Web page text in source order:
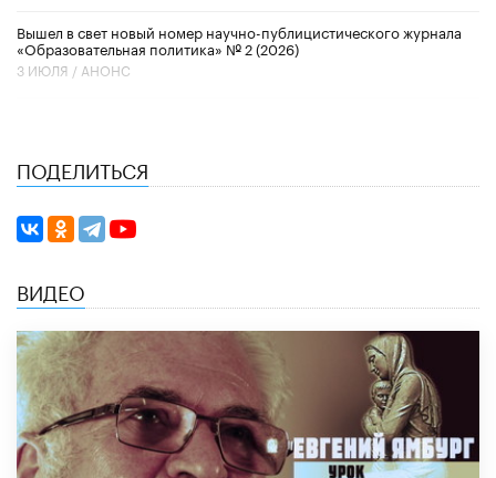
Вышел в свет новый номер научно-публицистического журнала
«Образовательная политика» № 2 (2026)
3 ИЮЛЯ / АНОНС
ПОДЕЛИТЬСЯ
ВИДЕО